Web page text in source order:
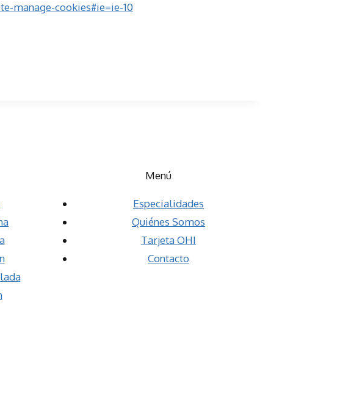
manage-cookies#ie=ie-10
Menú
Especialidades
Quiénes Somos
Tarjeta OHI
Contacto